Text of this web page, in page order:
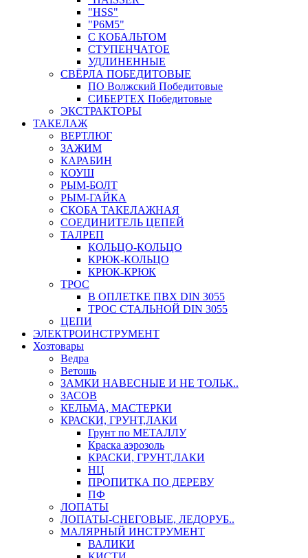
"HSS"
"Р6М5"
С КОБАЛЬТОМ
СТУПЕНЧАТОЕ
УДЛИНЕННЫЕ
СВЁРЛА ПОБЕДИТОВЫЕ
ПО Волжский Победитовые
СИБЕРТЕХ Победитовые
ЭКСТРАКТОРЫ
ТАКЕЛАЖ
ВЕРТЛЮГ
ЗАЖИМ
КАРАБИН
КОУШ
РЫМ-БОЛТ
РЫМ-ГАЙКА
СКОБА ТАКЕЛАЖНАЯ
СОЕДИНИТЕЛЬ ЦЕПЕЙ
ТАЛРЕП
КОЛЬЦО-КОЛЬЦО
КРЮК-КОЛЬЦО
КРЮК-КРЮК
ТРОС
В ОПЛЕТКЕ ПВХ DIN 3055
ТРОС СТАЛЬНОЙ DIN 3055
ЦЕПИ
ЭЛЕКТРОИНСТРУМЕНТ
Хозтовары
Ведра
Ветошь
ЗАМКИ НАВЕСНЫЕ И НЕ ТОЛЬК..
ЗАСОВ
КЕЛЬМА, МАСТЕРКИ
КРАСКИ, ГРУНТ,ЛАКИ
Грунт по МЕТАЛЛУ
Краска аэрозоль
КРАСКИ, ГРУНТ,ЛАКИ
НЦ
ПРОПИТКА ПО ДЕРЕВУ
ПФ
ЛОПАТЫ
ЛОПАТЫ-СНЕГОВЫЕ, ЛЕДОРУБ..
МАЛЯРНЫЙ ИНСТРУМЕНТ
ВАЛИКИ